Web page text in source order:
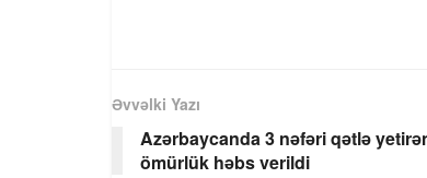
Əvvəlki Yazı
Azərbaycanda 3 nəfəri qətlə
ömürlük həbs verildi